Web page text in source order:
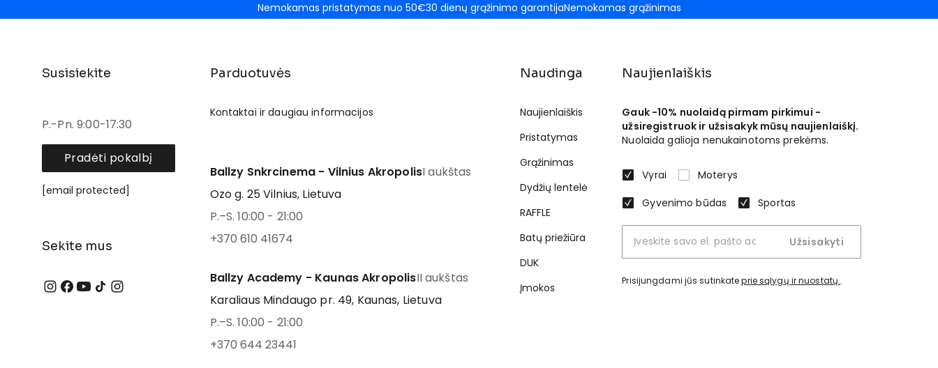
Nemokamas pristatymas nuo 50€30 dienų grąžinimo garantijaNemokamas grąžinimas
Susisiekite
P.-Pn. 9:00-17:30
Pradėti pokalbį
[email protected]
Sekite mus
Parduotuvės
Kontaktai ir daugiau informacijos
Ballzy Snkrcinema - Vilnius AkropolisI aukštas
Ozo g. 25 Vilnius, Lietuva
P.–S. 10:00 - 21:00
+370 610 41674
Ballzy Academy - Kaunas AkropolisII aukštas
Karaliaus Mindaugo pr. 49, Kaunas, Lietuva
P.–S. 10:00 - 21:00
+370 644 23441
Naudinga
Naujienlaiškis
Pristatymas
Grąžinimas
Dydžių lentelė
RAFFLE
Batų priežiūra
DUK
Įmokos
Naujienlaiškis
Gauk -10% nuolaidą pirmam pirkimui -
užsiregistruok ir užsisakyk mūsų naujienlaiškį.
Nuolaida galioja nenukainotoms prekėms.
Vyrai
Moterys
Gyvenimo būdas
Sportas
Užsisakyti
Prisijungdami jūs sutinkateprie sąlygų ir nuostatų..